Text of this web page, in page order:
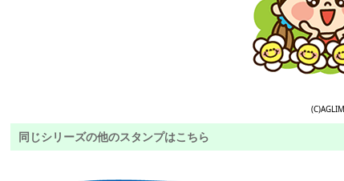
(C)AGLIM
同じシリーズの他のスタンプはこちら